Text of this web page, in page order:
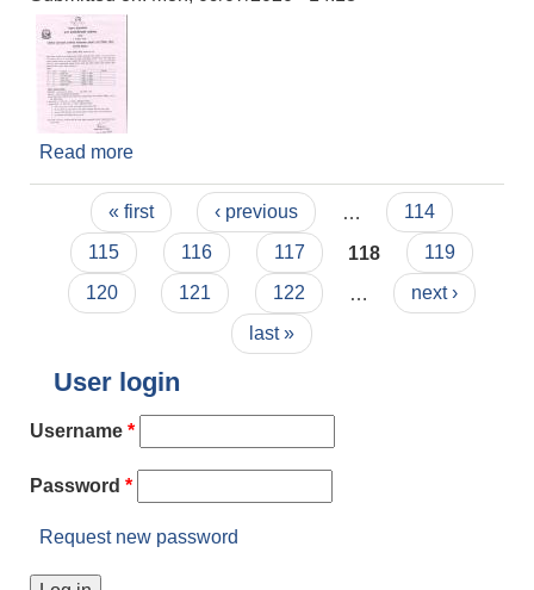
Read more
Pages« first ‹ previous
114
115
116 117 118
119
120
121 122
next ›
last »
User login
Username *
Password *
Request new password